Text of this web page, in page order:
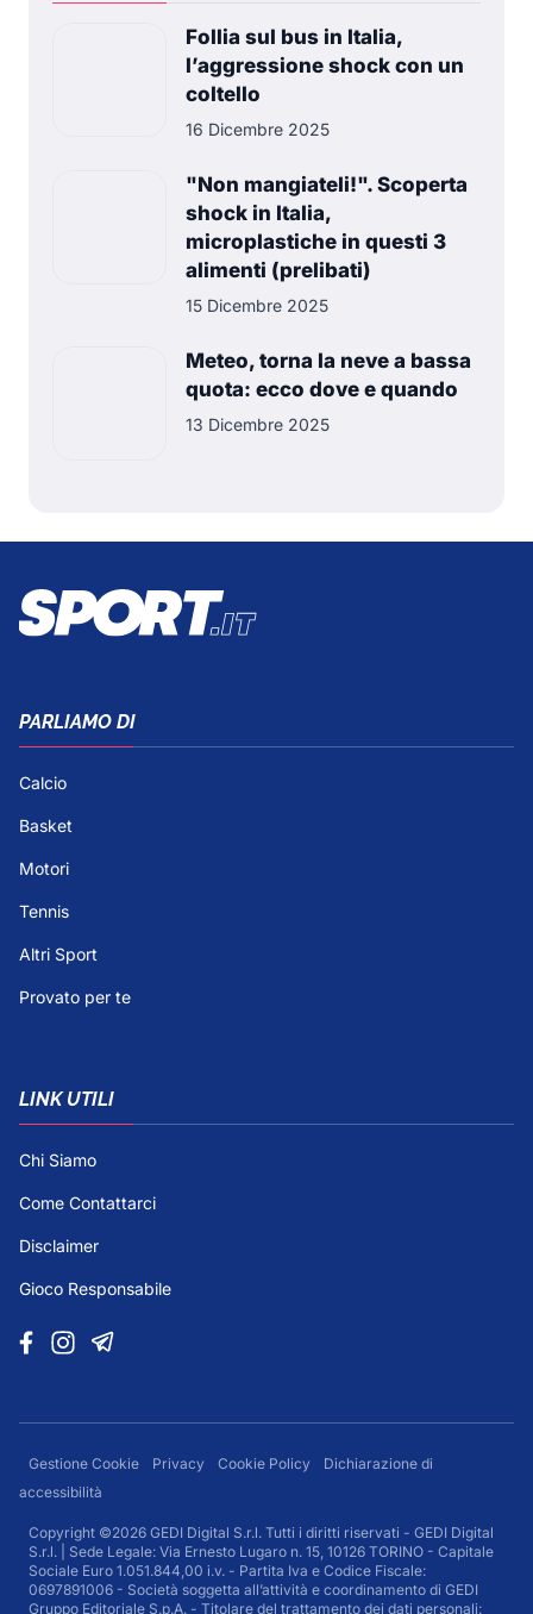
Follia sul bus in Italia,
l’aggressione shock con un
coltello
16 Dicembre 2025
"Non mangiateli!". Scoperta
shock in Italia,
microplastiche in questi 3
alimenti (prelibati)
15 Dicembre 2025
Meteo, torna la neve a bassa
quota: ecco dove e quando
13 Dicembre 2025
PARLIAMO DI
Calcio
Basket
Motori
Tennis
Altri Sport
Provato per te
LINK UTILI
Chi Siamo
Come Contattarci
Disclaimer
Gioco Responsabile
Gestione Cookie Privacy Cookie Policy
Dichiarazione di
accessibilità
Copyright ©2026 GEDI Digital S.r.l. Tutti i diritti riservati - GEDI Digital
S.r.l. | Sede Legale: Via Ernesto Lugaro n. 15, 10126 TORINO - Capitale
Sociale Euro 1.051.844,00 i.v. - Partita Iva e Codice Fiscale:
0697891006 - Società soggetta all’attività e coordinamento di GEDI
Gruppo Editoriale S.p.A. - Titolare del trattamento dei dati personali: